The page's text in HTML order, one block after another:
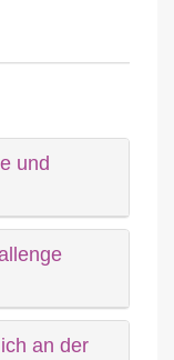
und
an der